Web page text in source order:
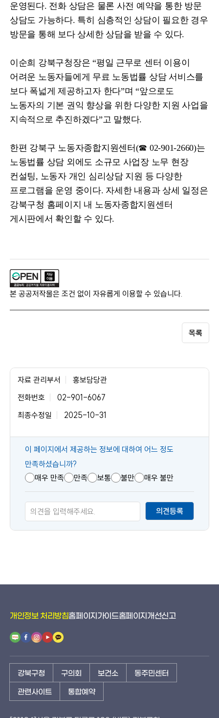
운영된다. 전화 상담은 물론 사전 예약을 통한 방문
상담도 가능하다. 특히 심층적인 상담이 필요한 경우
방문을 통해 보다 상세한 상담을 받을 수 있다.
이순희 강북구청장은“평일 근무로 센터 이용이
어려운 노동자들에게 무료 노동법률 상담 서비스를
보다 폭넓게 제공하고자 한다”며“앞으로도
노동자의 기본 권익 향상을 위한 다양한 지원 사업을
지속적으로 추진하겠다”고 말했다.
한편 강북구 노동자종합지원센터 (☎ 02-901-2660)는
노동법률 상담 외에도 소규모 사업장 노무 현장
컨설팅, 노동자 개인 심리상담 지원 등 다양한
프로그램을 운영 중이다. 자세한 내용과 상세 일정은
강북구청 홈페이지 내 노동자종합지원센터
게시판에서 확인할 수 있다.
본 공공저작물은 조건 없이 자유롭게 이용할 수 있습니다.
목록
자료 관리부서
홍보담당관
전화번호
02-901-6067
최종수정일
2025-10-31
콘
텐
츠
만
족
도
이 페이지에서 제공하는 정보에 대하여 어느 정도
만족하셨습니까?
매우 만족
만족 보통 불만 매우 불만
의견등록
개인정보 처리방침홈페이지가이드홈페이지개선신고
강북구청 구의회 보건소 동주민센터
관련사이트 통합예약